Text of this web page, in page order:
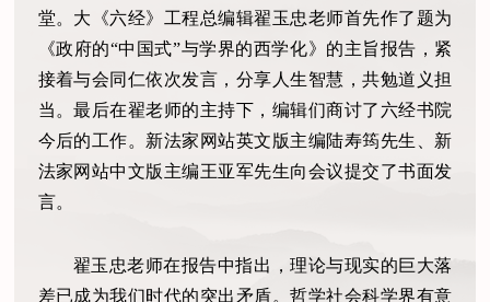
堂。大《六经》工程总编辑翟玉忠老师首先作了题为
《政府的“中国式”与学界的西学化》的主旨报告，紧
接着与会同仁依次发言，分享人生智慧，共勉道义担
当。最后在翟老师的主持下，编辑们商讨了六经书院
今后的工作。新法家网站英文版主编陆寿筠先生、新
法家网站中文版主编王亚军先生向会议提交了书面发
言。
翟玉忠老师在报告中指出，理论与现实的巨大落
差已成为我们时代的突出矛盾。哲学社会科学界有意